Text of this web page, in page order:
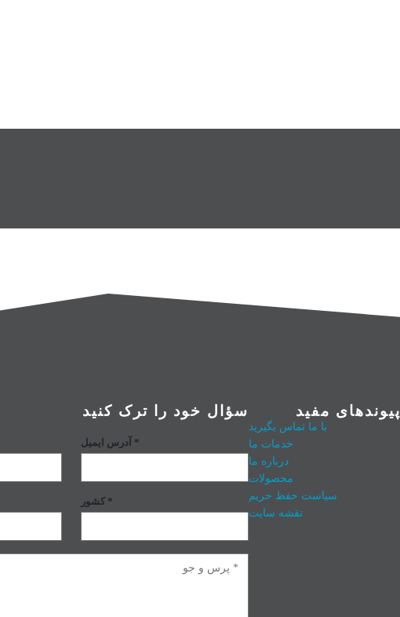
پیوندهای مفید
با ما تماس بگیرید
خدمات ما
درباره ما
محصولات
سیاست حفظ حریم
نقشه سایت
سؤال خود را ترک کنید
آدرس ایمیل *
کشور *